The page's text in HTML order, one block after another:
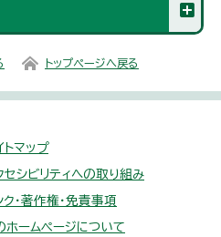
トップページへ戻る
トマップ
セシビリティへの取り組み
ク・著作権・免責事項
ホームページについて